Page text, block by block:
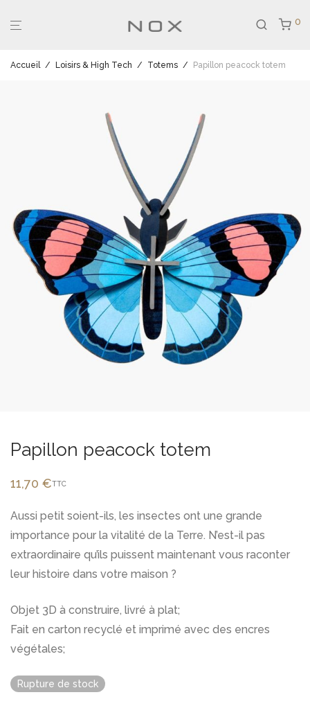
0
Accueil / Loisirs & High Tech / Totems / Papillon peacock totem
Papillon peacock totem
11,70 €TTC
Aussi petit soient-ils, les insectes ont une grande
importance pour la vitalité de la Terre. N’est-il pas
extraordinaire qu’ils puissent maintenant vous raconter
leur histoire dans votre maison ?
Objet 3D à construire, livré à plat;
Fait en carton recyclé et imprimé avec des encres
végétales;
Rupture de stock